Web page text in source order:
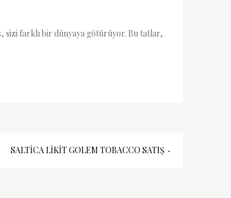
sizi farklı bir dünyaya götürüyor. Bu tatlar,
SALTICA LIKIT GOLEM TOBACCO SATIŞ